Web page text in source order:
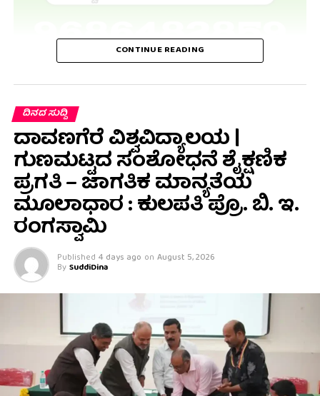
CONTINUE READING
ದಿನದ ಸುದ್ದಿ
ದಾವಣಗೆರೆ ವಿಶ್ವವಿದ್ಯಾಲಯ |
ಗುಣಮಟ್ಟದ ಸಂಶೋಧನೆ ಶೈಕ್ಷಣಿಕ
ಪ್ರಗತಿ – ಜಾಗತಿಕ ಮಾನ್ಯತೆಯ
ಮೂಲಾಧಾರ : ಕುಲಪತಿ ಪ್ರೊ. ಬಿ. ಇ.
ರಂಗಸ್ವಾಮಿ
Published 4 days ago on August 5, 2026
By SuddiDina